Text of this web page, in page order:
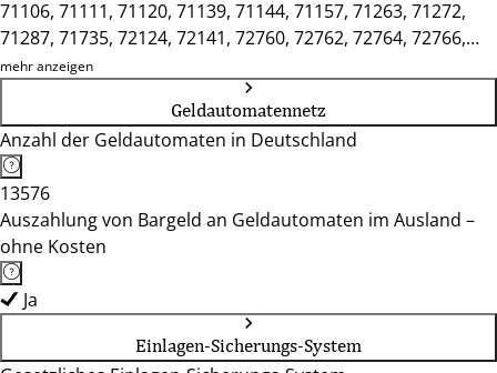
71106, 71111, 71120, 71139, 71144, 71157, 71263, 71272,
71287, 71735, 72124, 72141, 72760, 72762, 72764, 72766,
72768, 72770, 72793, 72800, 72805, 72810, 72827, 72829,
mehr anzeigen
Geldautomatennetz
Anzahl der Geldautomaten in Deutschland
13576
Auszahlung von Bargeld an Geldautomaten im Ausland –
ohne Kosten
Ja
Einlagen-Sicherungs-System